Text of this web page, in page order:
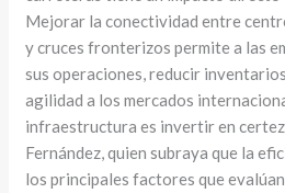
Mejorar la conectividad entre
y cruces fronterizos permite a las
sus operaciones, reducir
agilidad a los mercados
infraestructura es invertir en
Fernández, quien subraya que la
los principales factores que